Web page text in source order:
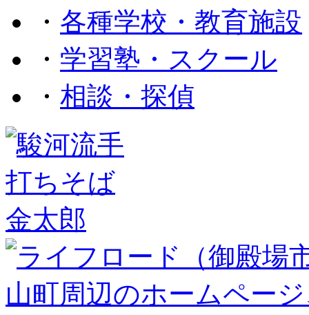
・ 各種学校・教育施設
・ 学習塾・スクール
・ 相談・探偵